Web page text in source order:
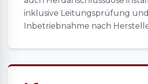
inklusive Leitungsprüfung und
Inbetriebnahme nach